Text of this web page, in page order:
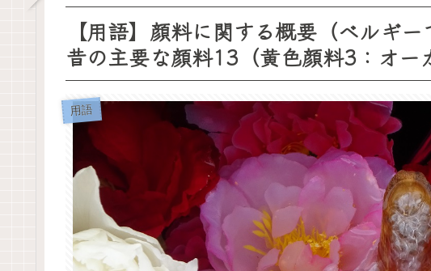
【用語】顔料に関する概要（ベルギ
昔の主要な顔料13（黄色顔料3：オー
用語